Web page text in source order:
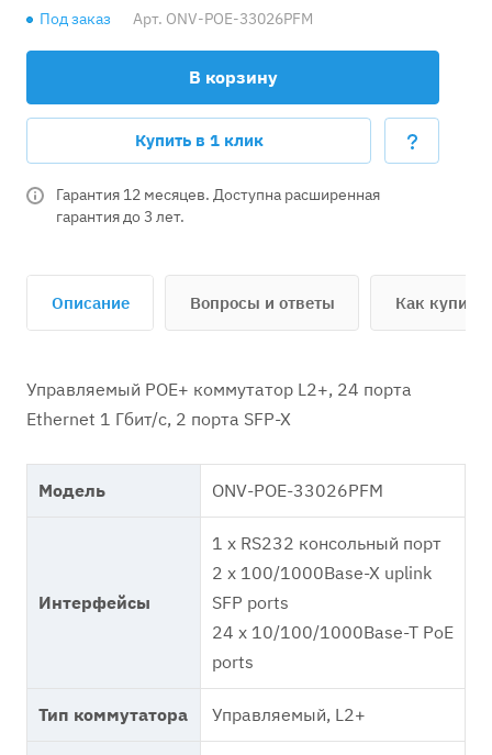
Под заказ Арт. ONV-POE-33026PFM
В корзину
Купить в 1 клик
Гарантия 12 месяцев. Доступна расширенная
гарантия до 3 лет.
Описание Вопросы и ответы Как купить
Управляемый POE+ коммутатор L2+, 24 порта
Ethernet 1 Гбит/с, 2 порта SFP-X
Модель ONV-POE-33026PFM
Интерфейсы
1 x RS232 консольный порт
2 x 100/1000Base-X uplink
SFP ports
24 x 10/100/1000Base-T PoE
ports
Тип коммутатора Управляемый, L2+